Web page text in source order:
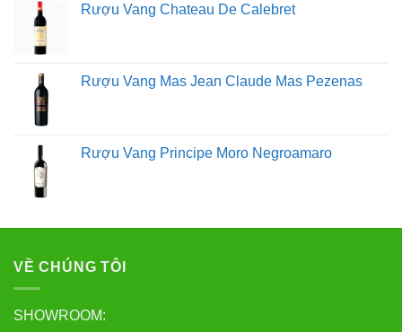
Rượu Vang Chateau De Calebret
Rượu Vang Mas Jean Claude Mas Pezenas
Rượu Vang Principe Moro Negroamaro
VỀ CHÚNG TÔI
SHOWROOM: